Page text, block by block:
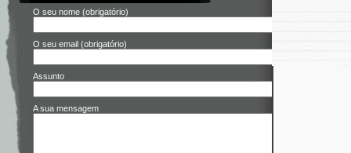
O seu nome (obrigatório)
O seu email (obrigatório)
Assunto
A sua mensagem